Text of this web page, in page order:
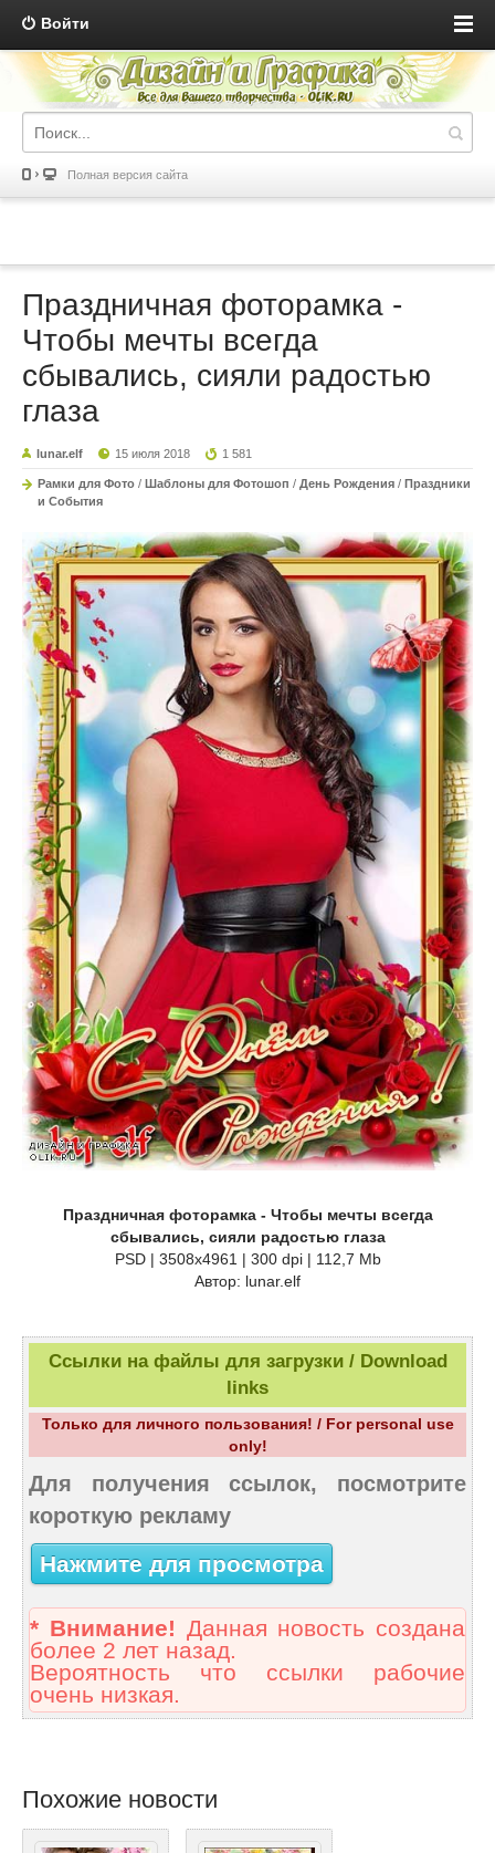
Войти
Полная версия сайта
Праздничная фоторамка -
Чтобы мечты всегда
сбывались, сияли радостью
глаза
lunar.elf 15 июля 2018 1 581
Рамки для Фото / Шаблоны для Фотошоп / День Рождения / Праздники
и События
Праздничная фоторамка - Чтобы мечты всегда
сбывались, сияли радостью глаза
PSD | 3508х4961 | 300 dpi | 112,7 Mb
Автор: lunar.elf
Ссылки на файлы для загрузки / Download
links
Только для личного пользования! / For personal use
only!
Для получения ссылок, посмотрите
короткую рекламу
Нажмите для просмотра
* Внимание! Данная новость создана
более 2 лет назад.
Вероятность что ссылки рабочие
очень низкая.
Похожие новости